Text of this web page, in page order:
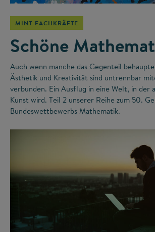
MINT-FACHKRÄFTE
Schöne
Auch wenn manche das Gegenteil
Ästhetik und Kreativität sind untrennbar
verbunden. Ein Ausflug in eine Welt, in der
Kunst wird. Teil 2 unserer Reihe zum 50.
Bundeswettbewerbs Mathematik.